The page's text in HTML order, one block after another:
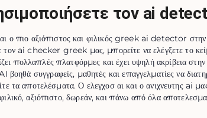
τον ai
πιο αξιόπιστος και φιλικός greek ai detector
ai checker greek μας, μπορείτε να ελέγξετε το
πλατφόρμες και έχει υψηλή ακρίβεια στην
συγγραφείς, μαθητές και επαγγελματίες να
τα αποτελέσματα. Ο ελεγχοσ αι και ο ανιχνευτης
φιλικό, αξιόπιστο, δωρεάν, και πάνω από όλα